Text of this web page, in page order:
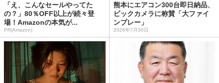
「え、こんなセールやってた
の？」80％OFF以上が続々登
場！Amazonの本気が...
PR(Amazon)
熊本にエアコン300台即日納品、
ビックカメラに称賛「大ファイ
ンプレー」
2026年7月30日